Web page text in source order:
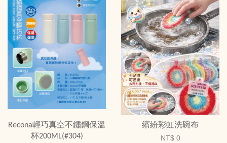
Recona輕巧真空不鏽鋼保溫
杯200ML(#304)
繽紛彩虹洗碗布
NT$ 0